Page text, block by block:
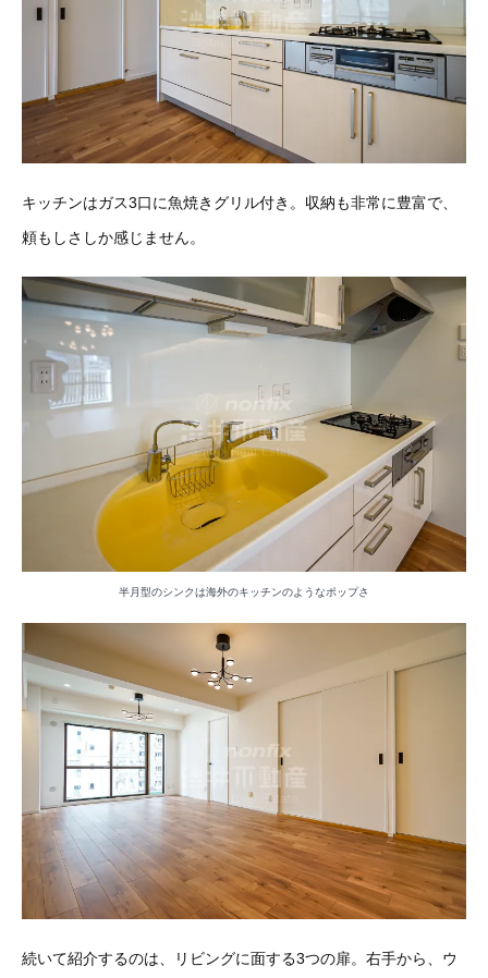
キッチンはガス3口に魚焼きグリル付き。収納も非常に豊富で、
頼もしさしか感じません。
半月型のシンクは海外のキッチンのようなポップさ
続いて紹介するのは、リビングに面する3つの扉。右手から、ウ